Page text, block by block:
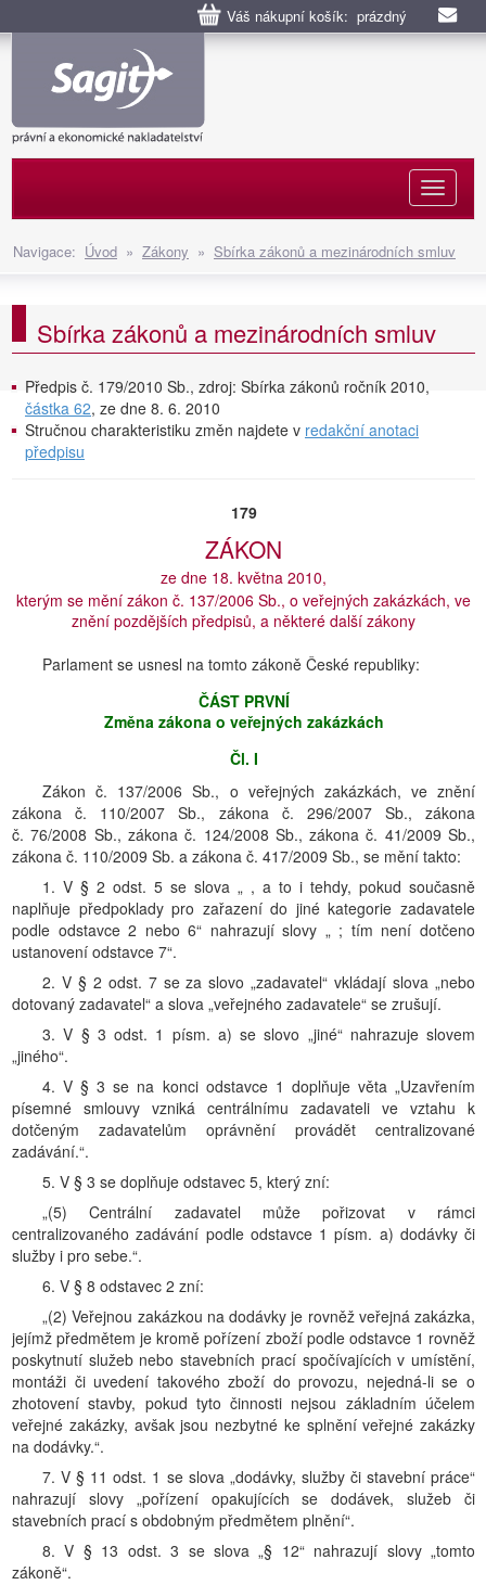
Váš nákupní košík: prázdný
Navigace: Úvod » Zákony » Sbírka zákonů a mezinárodních smluv
Sbírka zákonů a mezinárodních smluv
Předpis č. 179/2010 Sb., zdroj: Sbírka zákonů ročník 2010,
částka 62, ze dne 8. 6. 2010
Stručnou charakteristiku změn najdete v redakční anotaci
předpisu
179
ZÁKON
ze dne 18. května 2010,
kterým se mění zákon č. 137/2006 Sb., o veřejných zakázkách, ve
znění pozdějších předpisů, a některé další zákony
Parlament se usnesl na tomto zákoně České republiky:
ČÁST PRVNÍ
Změna zákona o veřejných zakázkách
Čl. I
Zákon č. 137/2006 Sb., o veřejných zakázkách, ve znění
zákona č. 110/2007 Sb., zákona č. 296/2007 Sb., zákona
č. 76/2008 Sb., zákona č. 124/2008 Sb., zákona č. 41/2009 Sb.,
zákona č. 110/2009 Sb. a zákona č. 417/2009 Sb., se mění takto:
1. V § 2 odst. 5 se slova „ , a to i tehdy, pokud současně
naplňuje předpoklady pro zařazení do jiné kategorie zadavatele
podle odstavce 2 nebo 6“ nahrazují slovy „ ; tím není dotčeno
ustanovení odstavce 7“.
2. V § 2 odst. 7 se za slovo „zadavatel“ vkládají slova „nebo
dotovaný zadavatel“ a slova „veřejného zadavatele“ se zrušují.
3. V § 3 odst. 1 písm. a) se slovo „jiné“ nahrazuje slovem
„jiného“.
4. V § 3 se na konci odstavce 1 doplňuje věta „Uzavřením
písemné smlouvy vzniká centrálnímu zadavateli ve vztahu k
dotčeným zadavatelům oprávnění provádět centralizované
zadávání.“.
5. V § 3 se doplňuje odstavec 5, který zní:
„(5) Centrální zadavatel může pořizovat v rámci
centralizovaného zadávání podle odstavce 1 písm. a) dodávky či
služby i pro sebe.“.
6. V § 8 odstavec 2 zní:
„(2) Veřejnou zakázkou na dodávky je rovněž veřejná zakázka,
jejímž předmětem je kromě pořízení zboží podle odstavce 1 rovněž
poskytnutí služeb nebo stavebních prací spočívajících v umístění,
montáži či uvedení takového zboží do provozu, nejedná-li se o
zhotovení stavby, pokud tyto činnosti nejsou základním účelem
veřejné zakázky, avšak jsou nezbytné ke splnění veřejné zakázky
na dodávky.“.
7. V § 11 odst. 1 se slova „dodávky, služby či stavební práce“
nahrazují slovy „pořízení opakujících se dodávek, služeb či
stavebních prací s obdobným předmětem plnění“.
8. V § 13 odst. 3 se slova „§ 12“ nahrazují slovy „tomto
zákoně“.